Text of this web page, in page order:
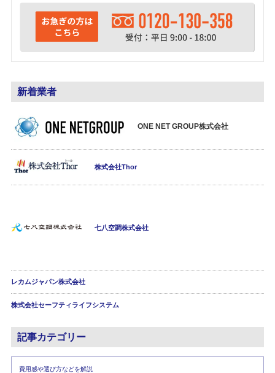
新着業者
ONE NET GROUP株式会社
株式会社Thor
七八空調株式会社
レカムジャパン株式会社
株式会社セーフティライフシステム
記事カテゴリー
費用感や選び方などを解説